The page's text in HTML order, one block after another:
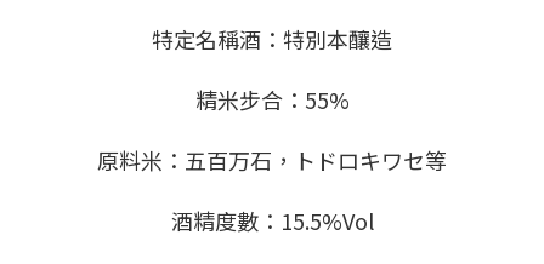
特定名稱酒：特別本釀造
精米步合：55%
原料米：五百万石，トドロキワセ等
酒精度數：15.5%Vol